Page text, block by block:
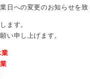
日への変更のお知らせを致
ます。
い申し上げます。